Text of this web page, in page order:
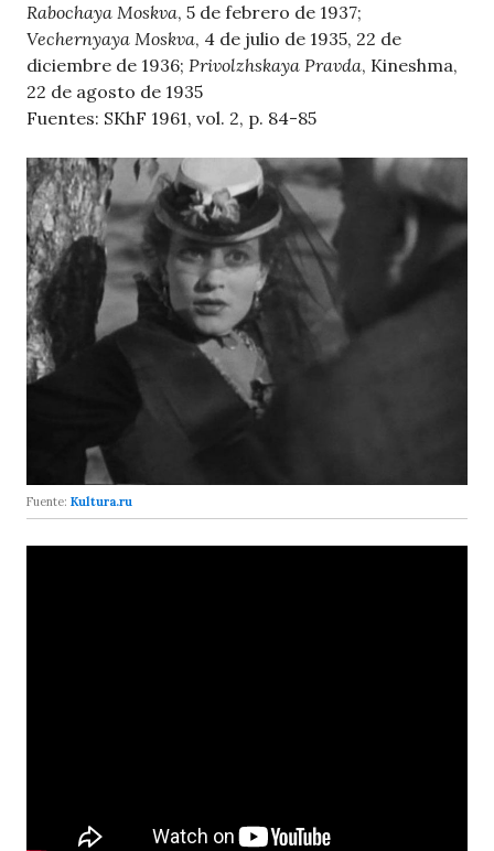
Rabochaya Moskva, 5 de febrero de 1937;
Vechernyaya Moskva, 4 de julio de 1935, 22 de
diciembre de 1936; Privolzhskaya Pravda, Kineshma,
22 de agosto de 1935
Fuentes: SKhF 1961, vol. 2, p. 84-85
Fuente: Kultura.ru